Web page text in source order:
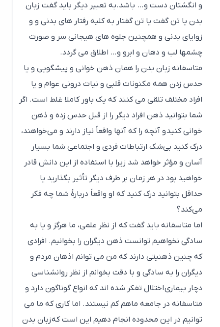
و انگشتان دست و… باشد.به تعبیر دیگر باید گفت زبان
بدن یا تن گفت یا تن گفتار به کلیه رفتار های بدنی و و
زوایای بدنی و همچنین جلوه های هیجانی سر و صورت
چشمها لب و دهان و ابرو و… اطلاق می گردد.
متاسفانه زبان بدن را همان ذهن خوانی و پیشگویی و یا
حدس زدن همه مکنونات قلبی و نیات درونی عوام و یا
افراد مختلف تلقی می کنند که یک باور کاملا غلط است. اگر
شما بتوانید ذهن افراد دیگر را از قبل حدس زده و ذهن
خوانی کنید و آنچه را که آنها واقعاً نیاز دارند و می‌خواهند،
درک کنید بی‌شک ارتباطات فردی و اجتماعی شما بسیار
آسان و مؤثر خواهد شد زیرا با استفاده از این دانش قادر
خواهید بود در هر زمان بر طرف دیگر تأثیر بگذارید یا
حداقل بتوانید درک کنید که او واقعاً دربارهٔ شما چه فکر
می‌کند؟
اما متاسفانه باید گفت که از نظر علمی، ما هرگز و یا به
سادگی نخواهیم توانست ذهن دیگران را بخوانیم. افرادی
که چنین ذهنیتی دارند که من می توانم اذهان مردم و
دیگران را به سادگی و با دقت بخوانم از نظر روانشناسی
دچار بیماری اختلال تفکر شده اند که انواع گوناگون دارد و
متاسفانه در جامعه ماهم کم نیستند. اما کاری که ما می
توانیم در این محدوده انجام دهیم این است که زبان بدن